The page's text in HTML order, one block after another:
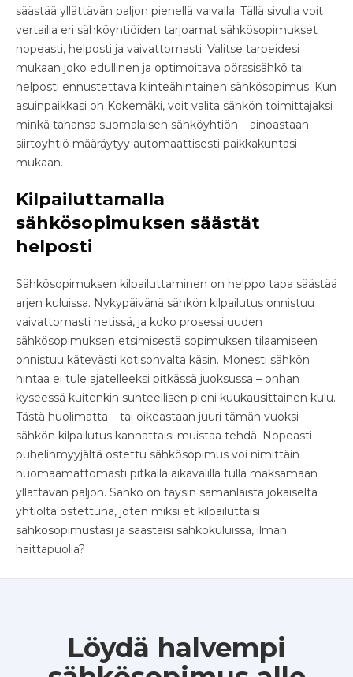
säästää yllättävän paljon pienellä vaivalla. Tällä sivulla voit
vertailla eri sähköyhtiöiden tarjoamat sähkösopimukset
nopeasti, helposti ja vaivattomasti. Valitse tarpeidesi
mukaan joko edullinen ja optimoitava pörssisähkö tai
helposti ennustettava kiinteähintainen sähkösopimus. Kun
asuinpaikkasi on Kokemäki, voit valita sähkön toimittajaksi
minkä tahansa suomalaisen sähköyhtiön – ainoastaan
siirtoyhtiö määräytyy automaattisesti paikkakuntasi
mukaan.
Kilpailuttamalla
sähkösopimuksen säästät
helposti
Sähkösopimuksen kilpailuttaminen on helppo tapa säästää
arjen kuluissa. Nykypäivänä sähkön kilpailutus onnistuu
vaivattomasti netissä, ja koko prosessi uuden
sähkösopimuksen etsimisestä sopimuksen tilaamiseen
onnistuu kätevästi kotisohvalta käsin. Monesti sähkön
hintaa ei tule ajatelleeksi pitkässä juoksussa – onhan
kyseessä kuitenkin suhteellisen pieni kuukausittainen kulu.
Tästä huolimatta – tai oikeastaan juuri tämän vuoksi –
sähkön kilpailutus kannattaisi muistaa tehdä. Nopeasti
puhelinmyyjältä ostettu sähkösopimus voi nimittäin
huomaamattomasti pitkällä aikavälillä tulla maksamaan
yllättävän paljon. Sähkö on täysin samanlaista jokaiselta
yhtiöltä ostettuna, joten miksi et kilpailuttaisi
sähkösopimustasi ja säästäisi sähkökuluissa, ilman
haittapuolia?
Löydä halvempi